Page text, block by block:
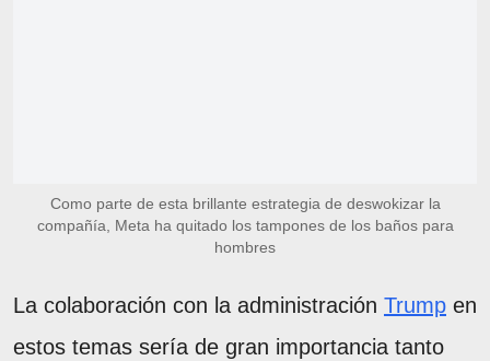
Como parte de esta brillante estrategia de deswokizar la
compañía, Meta ha quitado los tampones de los baños para
hombres
La colaboración con la administración Trump en
estos temas sería de gran importancia tanto